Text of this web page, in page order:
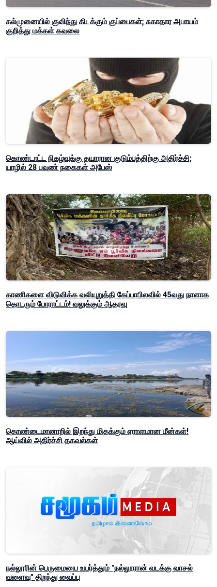
கல்முனையில் குவிந்து கிடக்கும் குப்பைகள்; சுகாதார அபாயம்
குறித்து மக்கள் கவலை
கொண்டாட்ட நிகழ்வுக்கு தயாரான குடும்பத்திற்கு அதிர்ச்சி;
யாழில் 28 பவுண் நகைகள் அபேஸ்
காணிகளை விடுவிக்க வலியுறுத்தி கேப்பாபிலவில் 45வது நாளாக
தொடரும் போராட்டம்! வலுக்கும் ஆதரவு
தொண்டைமானாறில் இறந்து மிதக்கும் ஏராளமான மீன்கள்!
ஆய்வில் அதிர்ச்சி தகவல்கள்
நல்லூரின் பெருமையை உயர்த்தும் "நல்லூரான் வடக்கு வாசல்
வளைவு" திறந்து வைப்பு